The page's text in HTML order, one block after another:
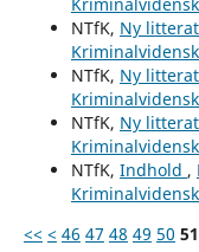
NTfK, Ny
NTfK, Ny
NTfK, Ny
NTfK, Indhold ,
<< < 46 47 48 49 50 51